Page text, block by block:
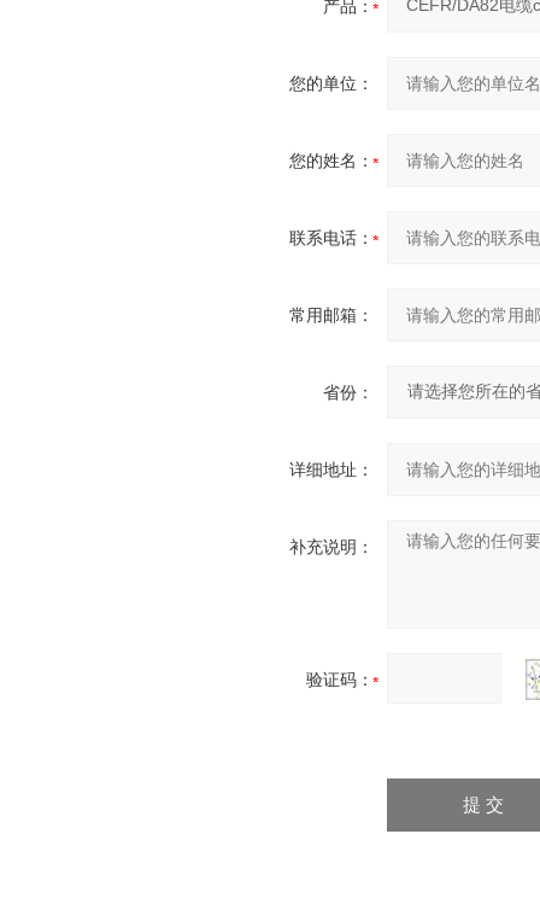
产品：
您的单位：
您的姓名：
联系电话：
常用邮箱：
省份：
详细地址：
补充说明：
验证码：